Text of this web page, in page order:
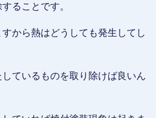
ることです。
から熱はどうしても発生してし
ているものを取り除けば良いん